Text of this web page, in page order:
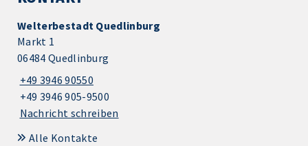
Welterbestadt Quedlinburg
Markt 1
06484 Quedlinburg
+49 3946 90550
+49 3946 905-9500
Nachricht schreiben
Alle Kontakte